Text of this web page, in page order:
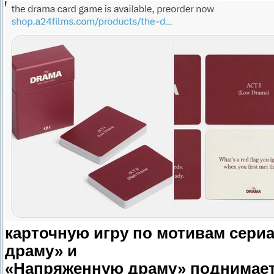
карточную игру по мотивам
драму» и
«Напряженную драму»